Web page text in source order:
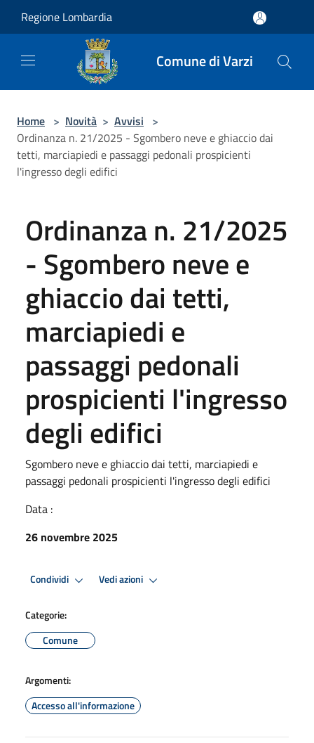
Regione Lombardia
Comune di Varzi
Home > Novità > Avvisi >
Ordinanza n. 21/2025 - Sgombero neve e ghiaccio dai
tetti, marciapiedi e passaggi pedonali prospicienti
l'ingresso degli edifici
Ordinanza n. 21/2025
- Sgombero neve e
ghiaccio dai tetti,
marciapiedi e
passaggi pedonali
prospicienti l'ingresso
degli edifici
Sgombero neve e ghiaccio dai tetti, marciapiedi e
passaggi pedonali prospicienti l'ingresso degli edifici
Data :
26 novembre 2025
Condividi Vedi azioni
Categorie:
Comune
Argomenti:
Accesso all'informazione